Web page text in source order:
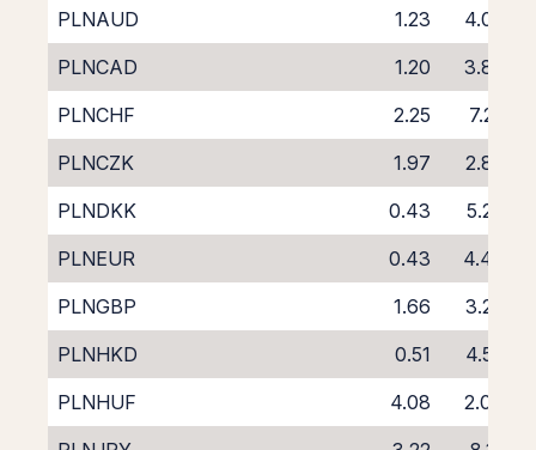
PLNAUD
1.23
4.08
PLNCAD
1.20
3.89
PLNCHF
2.25
7.22
PLNCZK
1.97
2.88
PLNDKK
0.43
5.26
PLNEUR
0.43
4.49
PLNGBP
1.66
3.27
PLNHKD
0.51
4.53
PLNHUF
4.08
2.04